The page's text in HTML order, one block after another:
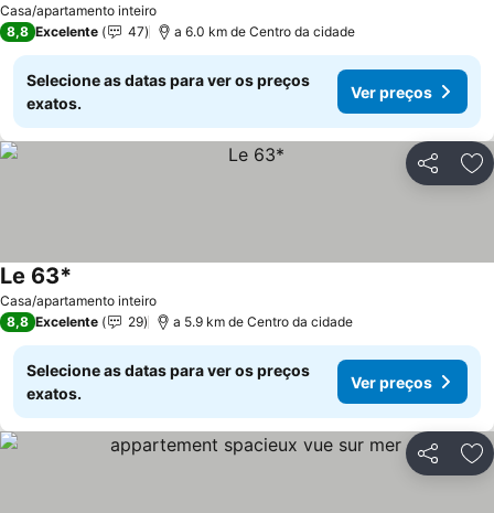
Casa/apartamento inteiro
8,8 Excelente 47 a 6.0 km de Centro da cidade
Selecione as datas para ver os preços
exatos.
Ver preços
Partilhar
Casa/apartamento inteiro
Le 63*
8,8 Excelente 29 a 5.9 km de Centro da cidade
Selecione as datas para ver os preços
exatos.
Ver preços
Partilhar